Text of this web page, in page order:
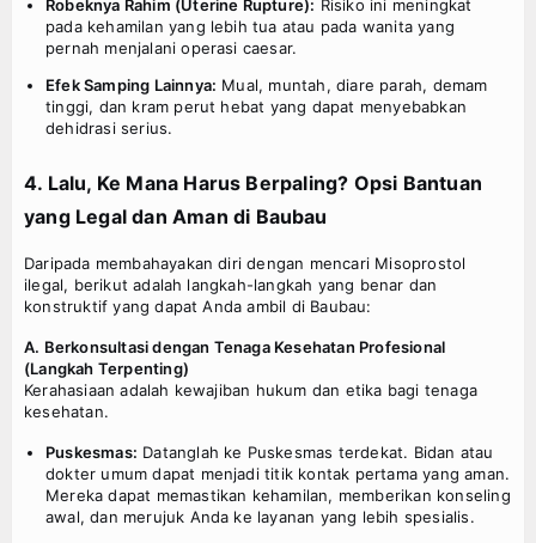
Robeknya Rahim (Uterine Rupture): Risiko ini meningkat
pada kehamilan yang lebih tua atau pada wanita yang
pernah menjalani operasi caesar.
Efek Samping Lainnya: Mual, muntah, diare parah, demam
tinggi, dan kram perut hebat yang dapat menyebabkan
dehidrasi serius.
4. Lalu, Ke Mana Harus Berpaling? Opsi Bantuan
yang Legal dan Aman di Baubau
Daripada membahayakan diri dengan mencari Misoprostol
ilegal, berikut adalah langkah-langkah yang benar dan
konstruktif yang dapat Anda ambil di Baubau:
A. Berkonsultasi dengan Tenaga Kesehatan Profesional
(Langkah Terpenting)
Kerahasiaan adalah kewajiban hukum dan etika bagi tenaga
kesehatan.
Puskesmas: Datanglah ke Puskesmas terdekat. Bidan atau
dokter umum dapat menjadi titik kontak pertama yang aman.
Mereka dapat memastikan kehamilan, memberikan konseling
awal, dan merujuk Anda ke layanan yang lebih spesialis.